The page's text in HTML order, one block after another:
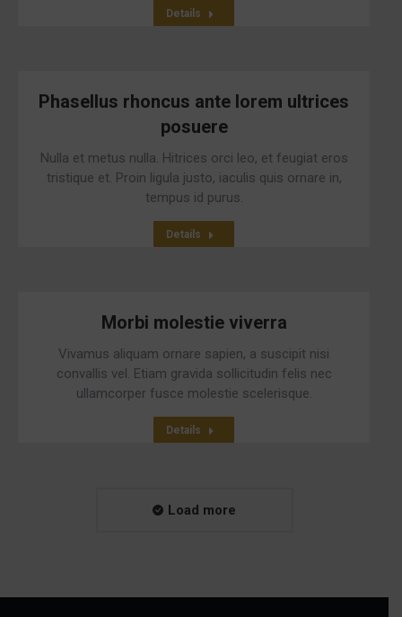
Details
Phasellus rhoncus ante lorem ultrices
posuere
Nulla et metus nulla. Hitrices orci leo, et feugiat eros
tristique et. Proin ligula justo, iaculis quis ornare in,
tempus id purus.
Details
Morbi molestie viverra
Vivamus aliquam ornare sapien, a suscipit nisi
convallis vel. Etiam gravida sollicitudin felis nec
ullamcorper fusce molestie scelerisque.
Details
Load more